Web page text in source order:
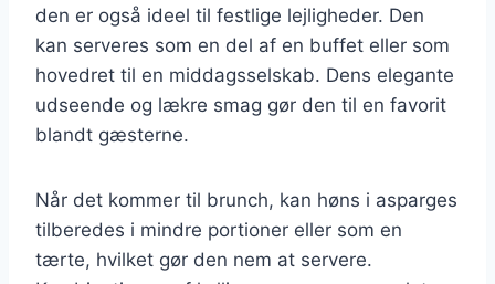
den er også ideel til festlige lejligheder. Den
kan serveres som en del af en buffet eller som
hovedret til en middagsselskab. Dens elegante
udseende og lækre smag gør den til en favorit
blandt gæsterne.
Når det kommer til brunch, kan høns i asparges
tilberedes i mindre portioner eller som en
tærte, hvilket gør den nem at servere.